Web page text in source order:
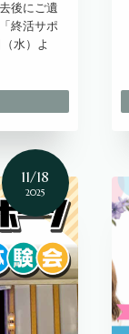
後にご遺
終活サポ
水）よ
11/18
2025